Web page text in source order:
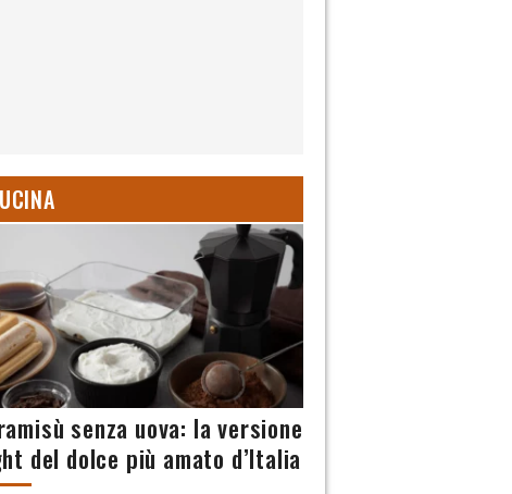
senza uova: la versione
del dolce più amato d’Italia